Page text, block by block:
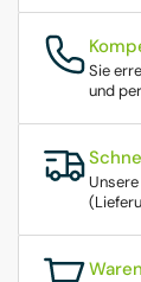
Sie
und